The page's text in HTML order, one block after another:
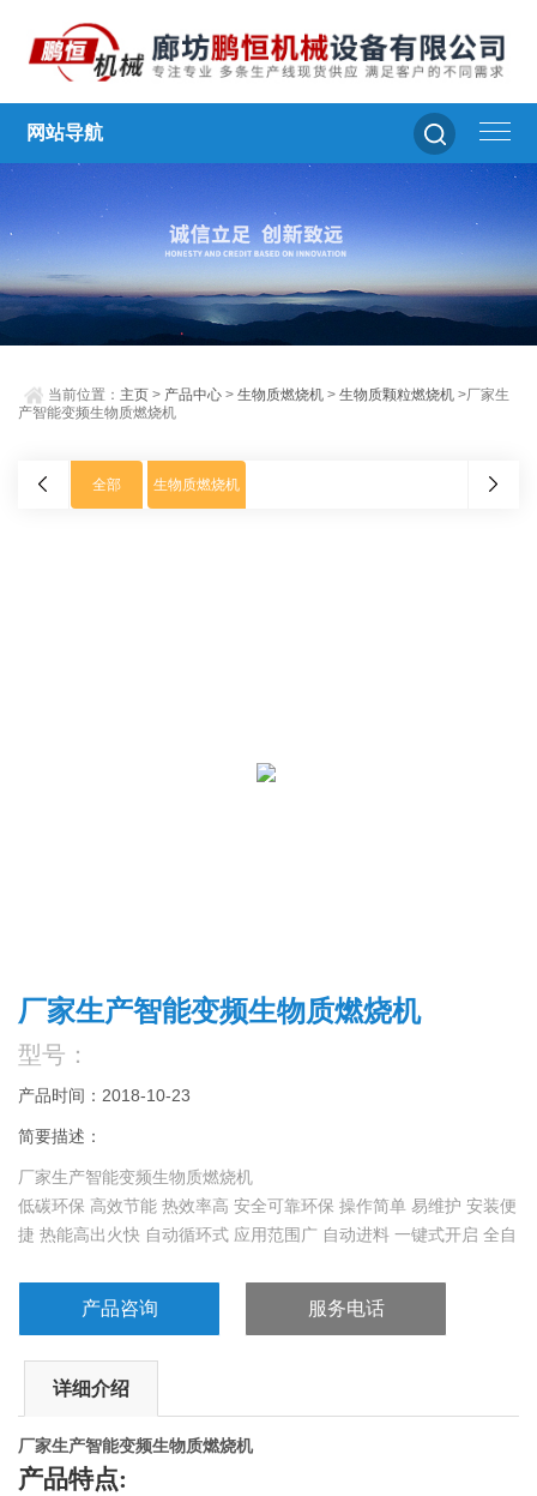
网站导航
当前位置： 主页 > 产品中心 >生物质燃烧机 >生物质颗粒燃烧机 >厂家生
产智能变频生物质燃烧机
全部 生物质燃烧机
厂家生产智能变频生物质燃烧机
型号：
产品时间：2018-10-23
简要描述：
厂家生产智能变频生物质燃烧机
低碳环保 高效节能 热效率高 安全可靠环保 操作简单 易维护 安装便
捷 热能高出火快 自动循环式 应用范围广 自动进料 一键式开启 全自
产品咨询 服务电话
详细介绍
厂家生产智能变频生物质燃烧机
产品特点: